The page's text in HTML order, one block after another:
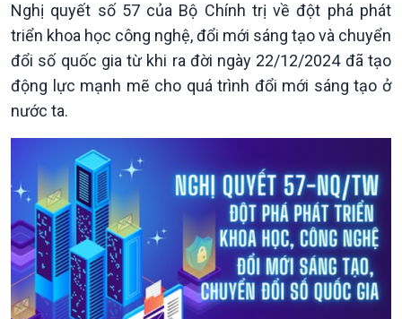
Tin Chính trị
Chính phủ với người dân
Quốc hội với cử tri
Xây dựng đảng
Đảng trong cuộc sống
Pháp luật và đời sống
Tin thế giới
Vấn đề quốc tế
Hồ sơ sự kiện quốc tế
Thế giới & Việt Nam
Kinh tế
Tin Kinh tế
Nông nghiệp & Biển đảo
Tin Nông nghiệp & Biển
Nghị quyết số 57 của Bộ Chính trị về đột phá phát
triển khoa học công nghệ, đổi mới sáng tạo và chuyển
đổi số quốc gia từ khi ra đời ngày 22/12/2024 đã tạo
động lực mạnh mẽ cho quá trình đổi mới sáng tạo ở
nước ta.